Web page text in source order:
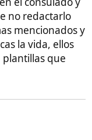
(de
no me lo
pedido.
vivir en
filipinas)
dan no se